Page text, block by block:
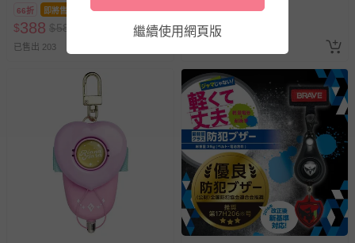
66折 即將售完
$388 $588
已售出 203
66折
$388
繼續使用網頁版